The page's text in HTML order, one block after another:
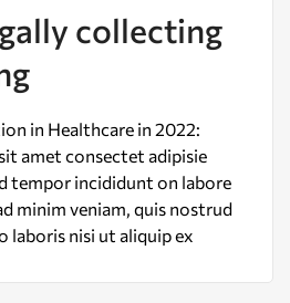
collecting
in Healthcare in 2022:
amet consectet adipisie
tempor incididunt on labore
minim veniam, quis nostrud
laboris nisi ut aliquip ex